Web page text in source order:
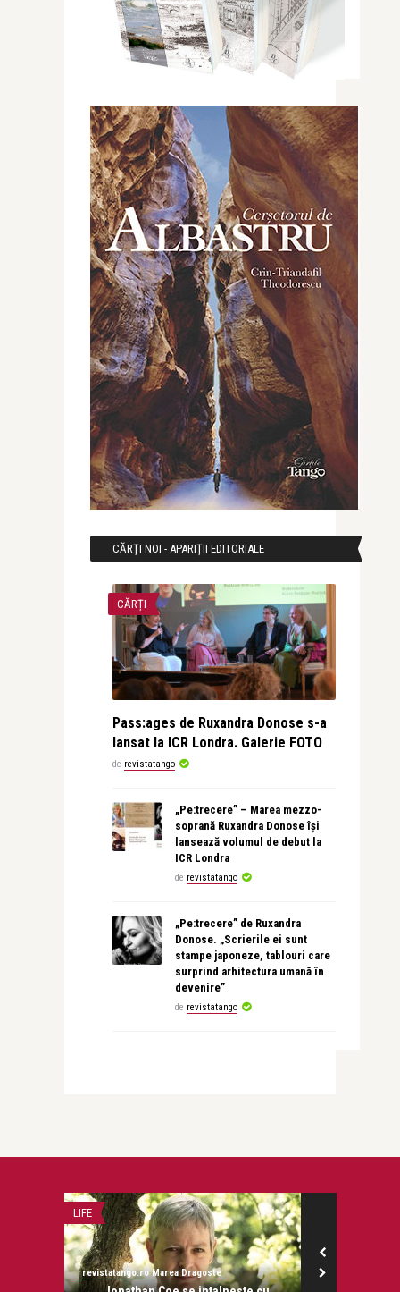
CĂRȚI NOI - APARIȚII EDITORIALE
CĂRȚI
Pass:ages de Ruxandra Donose s-a
lansat la ICR Londra. Galerie FOTO
de revistatango
„Pe:trecere” – Marea mezzo-
soprană Ruxandra Donose își
lansează volumul de debut la
ICR Londra
de revistatango
„Pe:trecere” de Ruxandra
Donose. „Scrierile ei sunt
stampe japoneze, tablouri care
surprind arhitectura umană în
devenire”
de revistatango
LIFE
revistatango.ro Marea Dragoste